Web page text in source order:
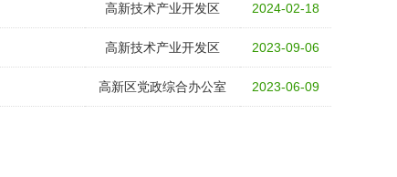
高新技术产业开发区 2024-02-18
高新技术产业开发区 2023-09-06
高新区党政综合办公室 2023-06-09